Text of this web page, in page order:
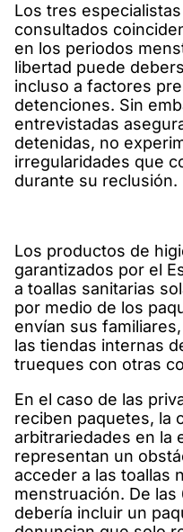
Los tres
consultados
en los periodos
libertad puede
incluso a factores
detenciones. Sin
entrevistadas
detenidas, no
irregularidades que
durante su reclusión.
Los productos de
garantizados por el
a toallas sanitarias
por medio de los
envían sus
las tiendas internas
trueques con otras
En el caso de las
reciben paquetes, la
arbitrariedades en la
representan un
acceder a las toallas
menstruación. De
debería incluir un